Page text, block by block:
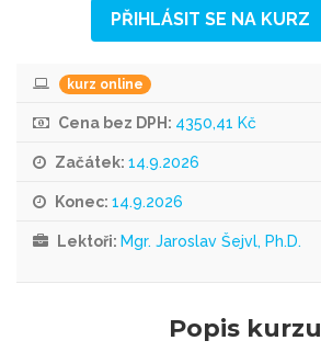
PŘIHLÁSIT SE NA KURZ
kurz online
Cena bez DPH: 4350,41 Kč
Začátek: 14.9.2026
Konec: 14.9.2026
Lektoři: Mgr. Jaroslav Šejvl, Ph.D.
Popis kurzu